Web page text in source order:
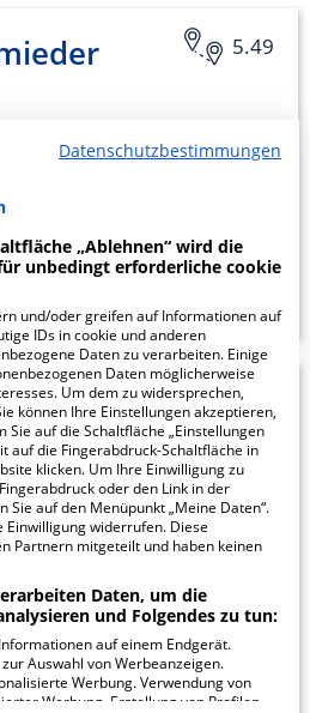
5.49
PROFIL
7.75
PROFIL
Datenschutzbestimmungen
„Ablehnen“ wird die
unbedingt erforderliche cookie
und/oder greifen auf Informationen auf
IDs in cookie und anderen
Daten zu verarbeiten. Einige
Daten möglicherweise
Um dem zu widersprechen,
können Ihre Einstellungen akzeptieren,
auf die Schaltfläche „Einstellungen
auf die Fingerabdruck-Schaltfläche in
klicken. Um Ihre Einwilligung zu
oder den Link in der
Sie auf den Menüpunkt „Meine Daten“.
Einwilligung widerrufen. Diese
Partnern mitgeteilt und haben keinen
Daten, um die
und Folgendes zu tun:
auf einem Endgerät.
Auswahl von Werbeanzeigen.
Werbung. Verwendung von
Werbung. Erstellung von Profilen